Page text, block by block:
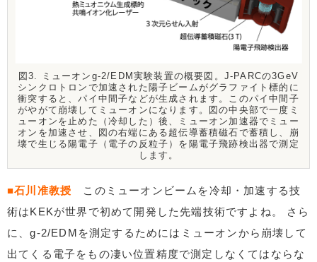
図3. ミューオンg-2/EDM実験装置の概要図。J-PARCの3GeV
シンクロトロンで加速された陽子ビームがグラファイト標的に
衝突すると、パイ中間子などが生成されます。このパイ中間子
がやがて崩壊してミューオンになります。図の中央部で一度ミ
ューオンを止めた（冷却した）後、ミューオン加速器でミュー
オンを加速させ、図の右端にある超伝導蓄積磁石で蓄積し、崩
壊で生じる陽電子（電子の反粒子）を陽電子飛跡検出器で測定
します。
■石川准教授 このミューオンビームを冷却・加速する技
術はKEKが世界で初めて開発した先端技術ですよね。 さら
に、g-2/EDMを測定するためにはミューオンから崩壊して
出てくる電子をもの凄い位置精度で測定しなくてはならな